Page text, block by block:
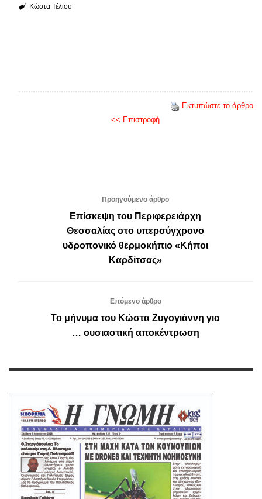
Κώστα Τέλιου
Εκτυπώστε το άρθρο
<< Επιστροφή
Προηγούμενο άρθρο
Επίσκεψη του Περιφερειάρχη
Θεσσαλίας στο υπερσύγχρονο
υδροπονικό θερμοκήπιο «Κήποι
Καρδίτσας»
Επόμενο άρθρο
Το μήνυμα του Κώστα Ζυγογιάννη για
… ουσιαστική αποκέντρωση